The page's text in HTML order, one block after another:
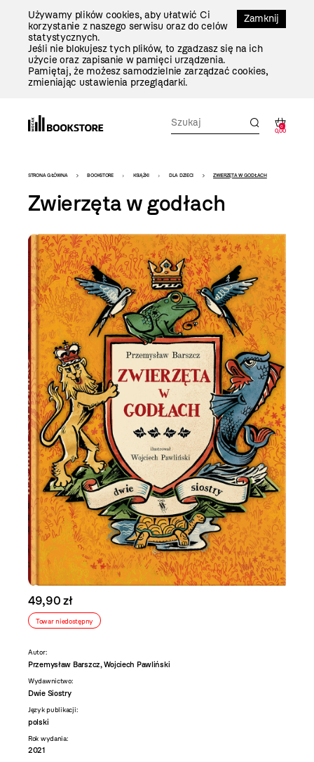
Zamknij
Używamy plików cookies, aby ułatwić Ci
korzystanie z naszego serwisu oraz do celów
statystycznych.
Jeśli nie blokujesz tych plików, to zgadzasz się na ich
użycie oraz zapisanie w pamięci urządzenia.
Pamiętaj, że możesz samodzielnie zarządzać cookies,
zmieniając ustawienia przeglądarki.
0
0,00
Bookstore
-
szablon
szczegóły
STRONA GŁÓWNA BOOKSTORE KSIĄŻKI DLA DZIECI ZWIERZĘTA W GODŁACH
Zwierzęta w godłach
49,90 zł
Towar niedostępny
Autor:
Przemysław Barszcz, Wojciech Pawliński
Wydawnictwo:
Dwie Siostry
Język publikacji:
polski
Rok wydania:
2021